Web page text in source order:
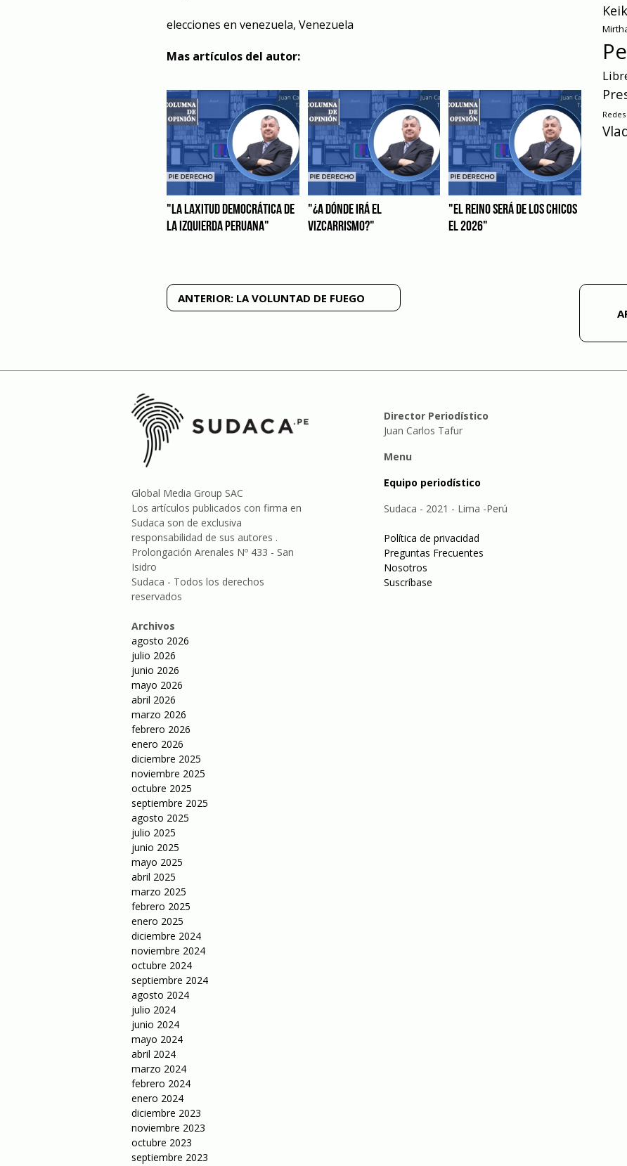
elecciones en venezuela, Venezuela
Mas artículos del autor:
"LA LAXITUD DEMOCRÁTICA DE
LA IZQUIERDA PERUANA"
"¿A DÓNDE IRÁ EL
VIZCARRISMO?"
"EL REINO SERÁ DE LOS CHICOS
EL 2026"
Navegación
ANTERIOR: LA VOLUNTAD DE FUEGO
Global Media Group SAC
Los artículos publicados con firma en
Sudaca son de exclusiva
responsabilidad de sus autores .
Prolongación Arenales Nº 433 - San
Isidro
Sudaca - Todos los derechos
reservados
Archivos
agosto 2026
julio 2026
junio 2026
mayo 2026
abril 2026
marzo 2026
febrero 2026
enero 2026
diciembre 2025
noviembre 2025
octubre 2025
septiembre 2025
agosto 2025
julio 2025
junio 2025
mayo 2025
abril 2025
marzo 2025
febrero 2025
enero 2025
diciembre 2024
noviembre 2024
octubre 2024
septiembre 2024
agosto 2024
julio 2024
junio 2024
mayo 2024
abril 2024
marzo 2024
febrero 2024
enero 2024
diciembre 2023
noviembre 2023
octubre 2023
septiembre 2023
Director Periodístico
Juan Carlos Tafur
Menu
Equipo periodístico
Sudaca - 2021 - Lima -Perú
Política de privacidad
Preguntas Frecuentes
Nosotros
Suscríbase